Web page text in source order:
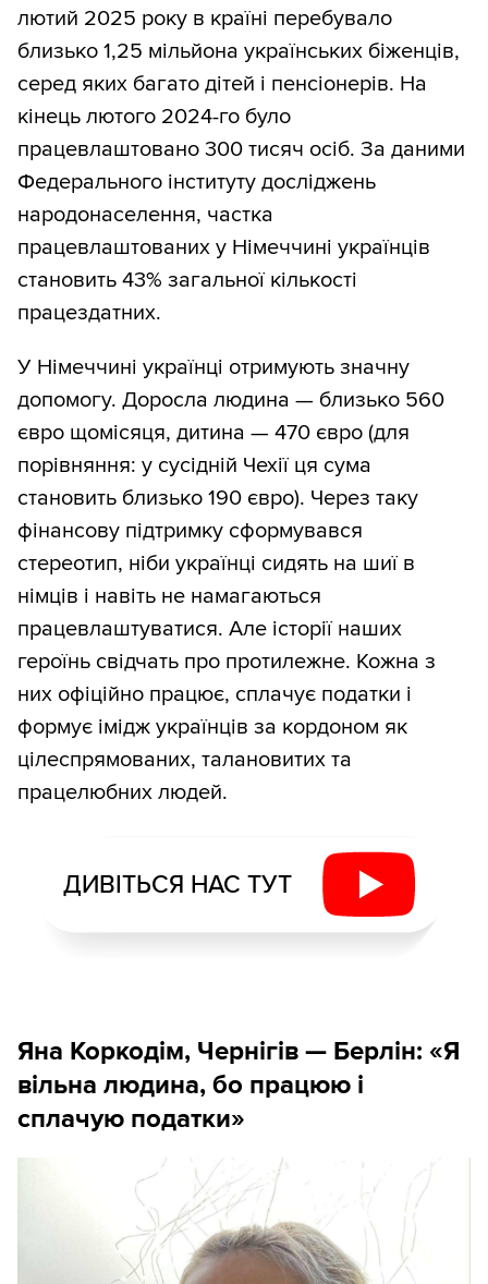
активно влаштовуються на роботу
або відкривають власний бізнес.
Косметологиня Яна Коркодім із
Чернігова відкрила власний
косметологічний кабінет у Берліні.
Фотографка Галина Романюк із
Києва відкрила власний бізнес,
працює в магазині й волонтерить.
Киянка Ольга Харченко, мама трьох
дітей, у 2024 році відкрила ресторан
й створила культурний осередок із
розмовним клубом та бібліотекою.
лютий 2025 року в країні перебувало
близько 1,25 мільйона українських біженців,
серед яких багато дітей і пенсіонерів. На
кінець лютого 2024-го було
працевлаштовано 300 тисяч осіб. За даними
Федерального інституту досліджень
народонаселення, частка
працевлаштованих у Німеччині українців
становить 43% загальної кількості
працездатних.
У Німеччині українці отримують значну
допомогу. Доросла людина — близько 560
євро щомісяця, дитина — 470 євро (для
порівняння: у сусідній Чехії ця сума
становить близько 190 євро). Через таку
фінансову підтримку сформувався
стереотип, ніби українці сидять на шиї в
німців і навіть не намагаються
працевлаштуватися. Але історії наших
героїнь свідчать про протилежне. Кожна з
них офіційно працює, сплачує податки і
формує імідж українців за кордоном як
цілеспрямованих, талановитих та
працелюбних людей.
ДИВІТЬСЯ НАС ТУТ
Яна Коркодім, Чернігів — Берлін: «Я
вільна людина, бо працюю і
сплачую податки»